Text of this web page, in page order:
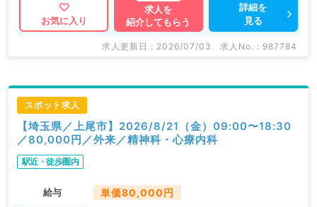
お気に入り
求人を
紹介してもらう
詳細を
見る
求人更新日 : 2026/07/03 求人No. : 987784
スポット求人
【埼玉県／上尾市】2026/8/21（金）09:00〜18:30
／80,000円／外来／精神科・心療内科
駅近・徒歩圏内
給与 単価80,000円